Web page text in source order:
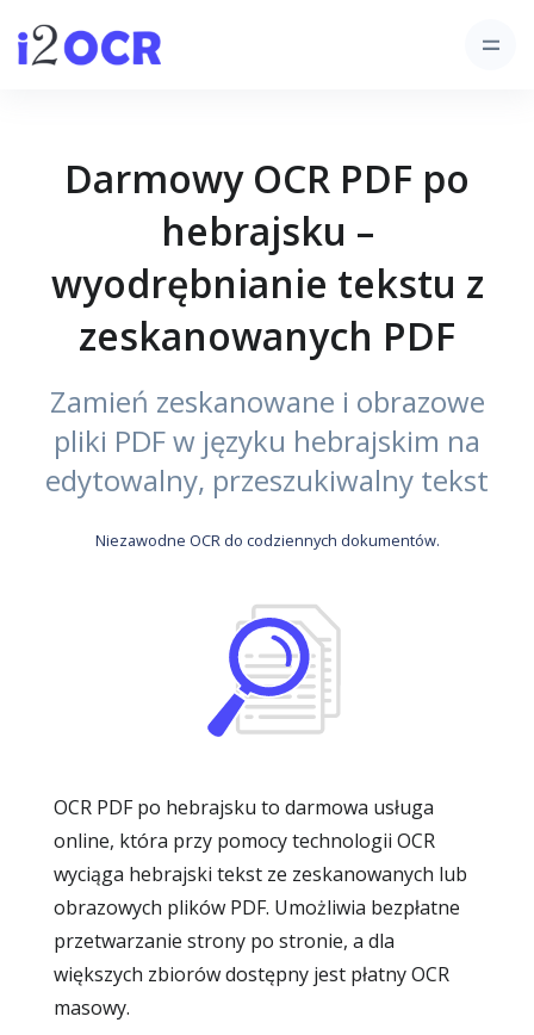
Darmowy OCR PDF po
hebrajsku –
wyodrębnianie tekstu z
zeskanowanych PDF
Zamień zeskanowane i obrazowe
pliki PDF w języku hebrajskim na
edytowalny, przeszukiwalny tekst
Niezawodne OCR do codziennych dokumentów.
OCR PDF po hebrajsku to darmowa usługa
online, która przy pomocy technologii OCR
wyciąga hebrajski tekst ze zeskanowanych lub
obrazowych plików PDF. Umożliwia bezpłatne
przetwarzanie strony po stronie, a dla
większych zbiorów dostępny jest płatny OCR
masowy.